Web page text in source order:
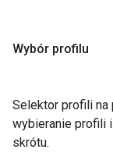
Wybór profilu
Selektor profili na
wybieranie profili
skrótu.